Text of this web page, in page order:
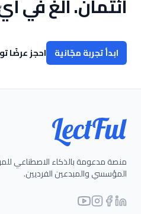
ابدأ تجربة مجّانية احجز عرضًا
منصة مدعومة بالذكاء الاصطناعي
المؤسسي والمبدعين الفرديين.